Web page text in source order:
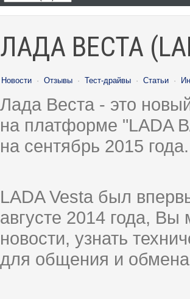
ЛАДА ВЕСТА
Новости · Отзывы · Тест-драйвы · Статьи ·
Лада Веста - это
на платформе "LADA
на сентябрь 2015
LADA Vesta был
августе 2014 года,
новости, узнать
для общения и